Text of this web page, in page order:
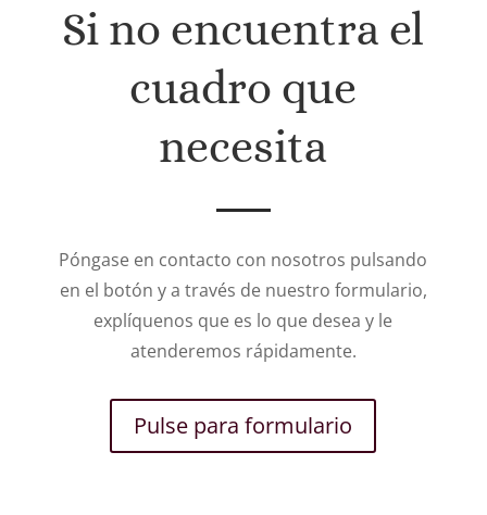
Si no encuentra el
cuadro que
necesita
Póngase en contacto con nosotros pulsando
en el botón y a través de nuestro formulario,
explíquenos que es lo que desea y le
atenderemos rápidamente.
Pulse para formulario